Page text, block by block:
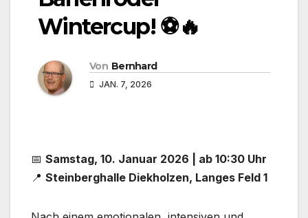
Wintercup! ⚽🔥
Von Bernhard
JAN. 7, 2026
📅 Samstag, 10. Januar 2026 | ab 10:30 Uhr
📍 Steinberghalle Diekholzen, Langes Feld 1